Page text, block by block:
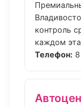
контроль
каждом
Телефон: